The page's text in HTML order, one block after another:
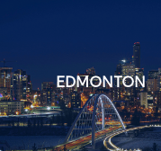
EDMONTON